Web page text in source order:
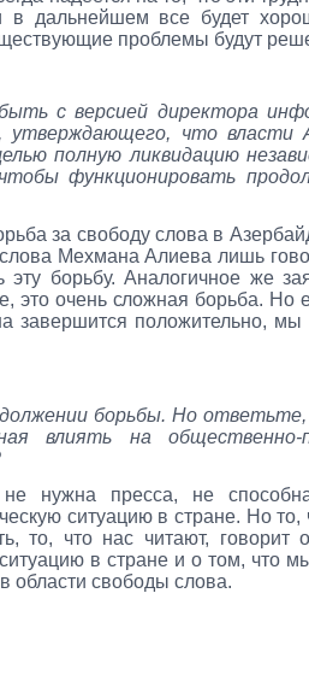
и в дальнейшем все будет
проблемы будут
с версией директора
утверждающего, что власти
полную ликвидацию
функционировать
за свободу слова в
Мехмана Алиева лишь
эту борьбу. Аналогичное же
это очень сложная борьба.
завершится положительно, мы
борьбы. Но
влиять на общественно-
нужна пресса, не
ситуацию в стране. Но
то, что нас читают,
в стране и о том, что
области свободы слова.